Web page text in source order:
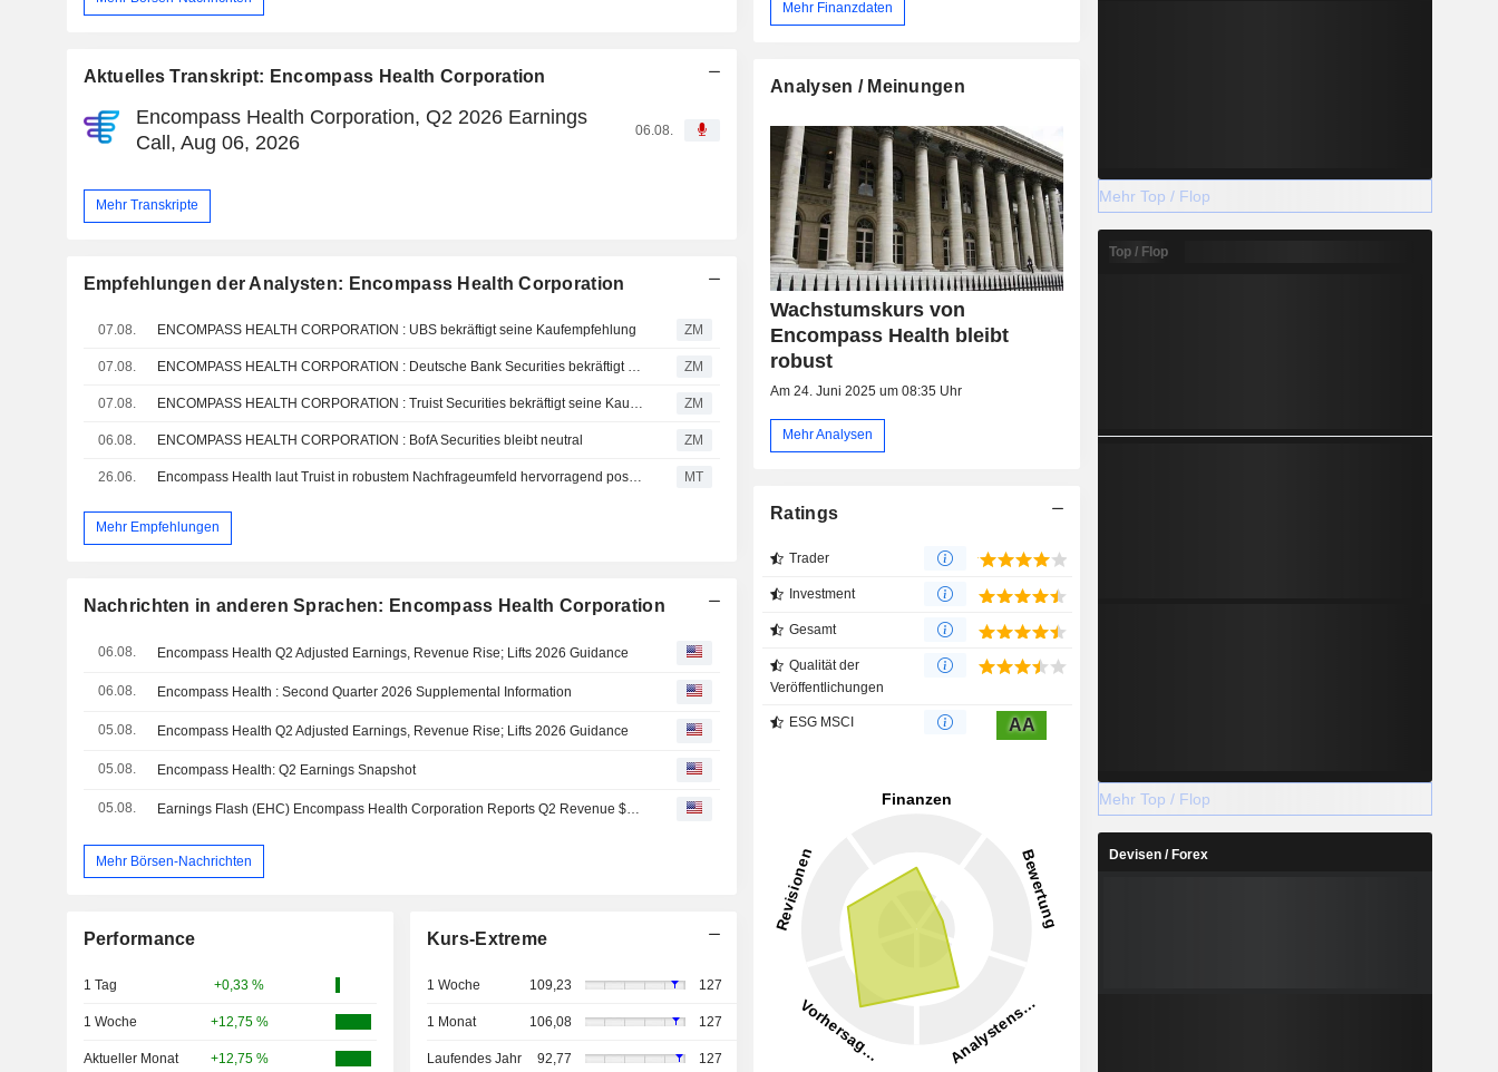
Aktuelles Transkript: Encompass Health Corporation
Encompass Health Corporation, Q2 2026 Earnings
Call, Aug 06, 2026
06.08.
Mehr Transkripte
Empfehlungen der Analysten: Encompass Health Corporation
07.08. ENCOMPASS HEALTH CORPORATION : UBS bekräftigt seine Kaufempfehlung ZM
07.08. ZM
07.08. ZM
06.08. ENCOMPASS HEALTH CORPORATION : BofA Securities bleibt neutral ZM
26.06. MT
Mehr Empfehlungen
Nachrichten in anderen Sprachen: Encompass Health Corporation
06.08. Encompass Health Q2 Adjusted Earnings, Revenue Rise; Lifts 2026 Guidance
06.08. Encompass Health : Second Quarter 2026 Supplemental Information
05.08. Encompass Health Q2 Adjusted Earnings, Revenue Rise; Lifts 2026 Guidance
05.08. Encompass Health: Q2 Earnings Snapshot
05.08. Earnings Flash (EHC) Encompass Health Corporation Reports Q2 Revenue $1.60B, vs. FactSet Est of $1.57B
Mehr Börsen-Nachrichten
Performance
1 Tag +0,33 %
1 Woche +12,75 %
Aktueller Monat +12,75 %
Kurs-Extreme
1 Woche 109,23 127
1 Monat 106,08 127
Laufendes Jahr 92,77 127
Mehr Finanzdaten
Analysen / Meinungen
Wachstumskurs von
Encompass Health bleibt
robust
Am 24. Juni 2025 um 08:35 Uhr
Mehr Analysen
Ratings
Trader
Investment
Gesamt
Qualität der
Veröffentlichungen
ESG MSCI AA
Mehr Top / Flop
Top / Flop
Mehr Top / Flop
Devisen / Forex